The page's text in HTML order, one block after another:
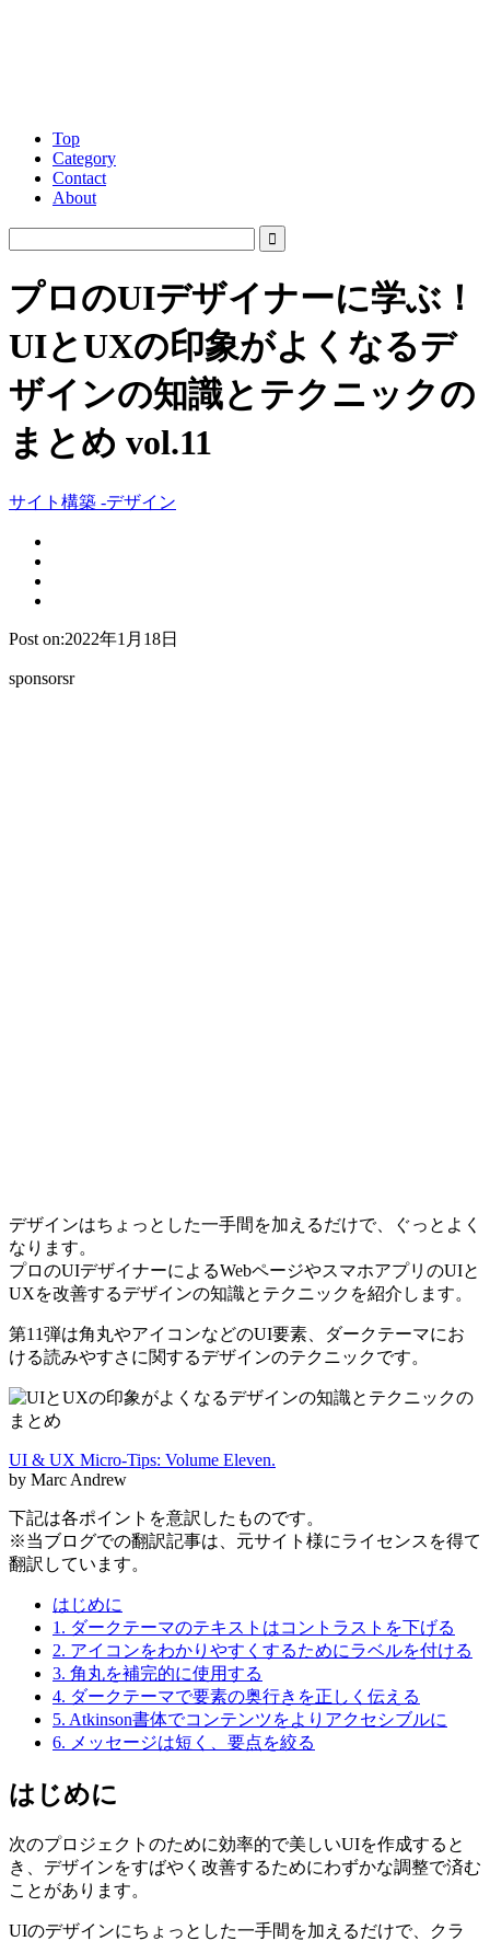
Top
Category
Contact
About
プロのUIデザイナーに学ぶ！
UIとUXの印象がよくなるデ
ザインの知識とテクニックの
まとめ vol.11
サイト構築 -デザイン
Post on:2022年1月18日
sponsorsr
デザインはちょっとした一手間を加えるだけで、ぐっとよく
なります。
プロのUIデザイナーによるWebページやスマホアプリのUIと
UXを改善するデザインの知識とテクニックを紹介します。
第11弾は角丸やアイコンなどのUI要素、ダークテーマにお
ける読みやすさに関するデザインのテクニックです。
UI & UX Micro-Tips: Volume Eleven.
by Marc Andrew
下記は各ポイントを意訳したものです。
※当ブログでの翻訳記事は、元サイト様にライセンスを得て
翻訳しています。
はじめに
1. ダークテーマのテキストはコントラストを下げる
2. アイコンをわかりやすくするためにラベルを付ける
3. 角丸を補完的に使用する
4. ダークテーマで要素の奥行きを正しく伝える
5. Atkinson書体でコンテンツをよりアクセシブルに
6. メッセージは短く、要点を絞る
はじめに
次のプロジェクトのために効率的で美しいUIを作成すると
き、デザインをすばやく改善するためにわずかな調整で済む
ことがあります。
UIのデザインにちょっとした一手間を加えるだけで、クラ